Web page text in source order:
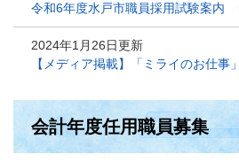
令和6年度水戸市職員採用試験案内
2024年1月26日更新
【メディア掲載】「ミライのお仕事
会計年度任用職員募集